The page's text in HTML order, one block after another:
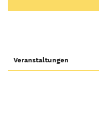
Veranstaltungen